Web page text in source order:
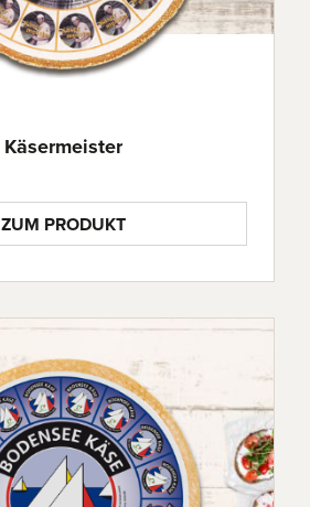
Käsermeister
ZUM PRODUKT